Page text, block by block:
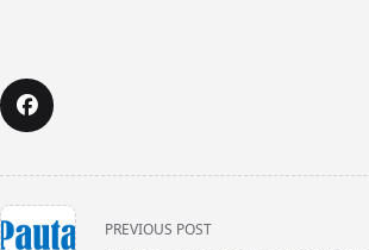
<span
PREVIOUS POST